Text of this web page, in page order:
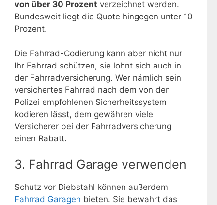
von über 30 Prozent verzeichnet werden.
Bundesweit liegt die Quote hingegen unter 10
Prozent.
Die Fahrrad-Codierung kann aber nicht nur
Ihr Fahrrad schützen, sie lohnt sich auch in
der Fahrradversicherung. Wer nämlich sein
versichertes Fahrrad nach dem von der
Polizei empfohlenen Sicherheitssystem
kodieren lässt, dem gewähren viele
Versicherer bei der Fahrradversicherung
einen Rabatt.
3. Fahrrad Garage verwenden
Schutz vor Diebstahl können außerdem
Fahrrad Garagen bieten. Sie bewahrt das